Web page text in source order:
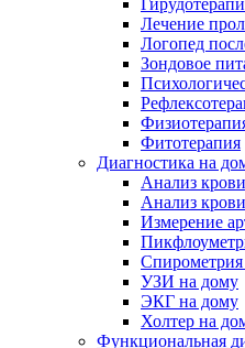
Лечение
Логопед
Зондовое
Фитотерапия
Диагностика на
Анализ
Анализ
Измерение
УЗИ на дому
ЭКГ на дому
Холтер на
Функциональная